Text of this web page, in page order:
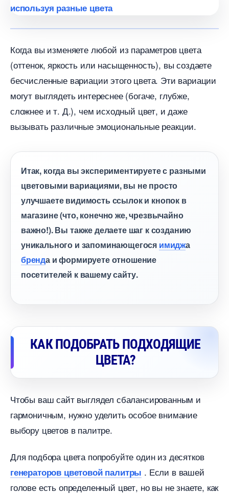
Когда вы изменяете любой из параметров цвета
(оттенок, яркость или насыщенность), вы создаете
есчисленные вариации этого цвета. Эти вариации
могут выглядеть интереснее (богаче, глубже,
сложнее и т. Д.), чем исходный цвет, и даже
ызывать различные эмоциональные реакции.
Итак, когда вы экспериментируете с разными
цветовыми вариациями, вы не просто
улучшаете видимость ссылок и кнопок
магазине (что, конечно же, чрезвычайно
ажно!). Вы также делаете шаг к созданию
уникального и запоминающегося имиджа
ренда и формируете отношение
посетителей к вашему сайту.
КАК ПОДОБРАТЬ ПОДХОДЯЩИЕ
ЦВЕТА?
Чтобы ваш сайт выглядел сбалансированным и
армоничным, нужно уделить особое внимание
ыбору цветов в палитре.
Для подбора цвета попробуйте один из десятко
енераторов цветовой палитры . Если в вашей
олове есть определенный цвет, но вы не знаете, как